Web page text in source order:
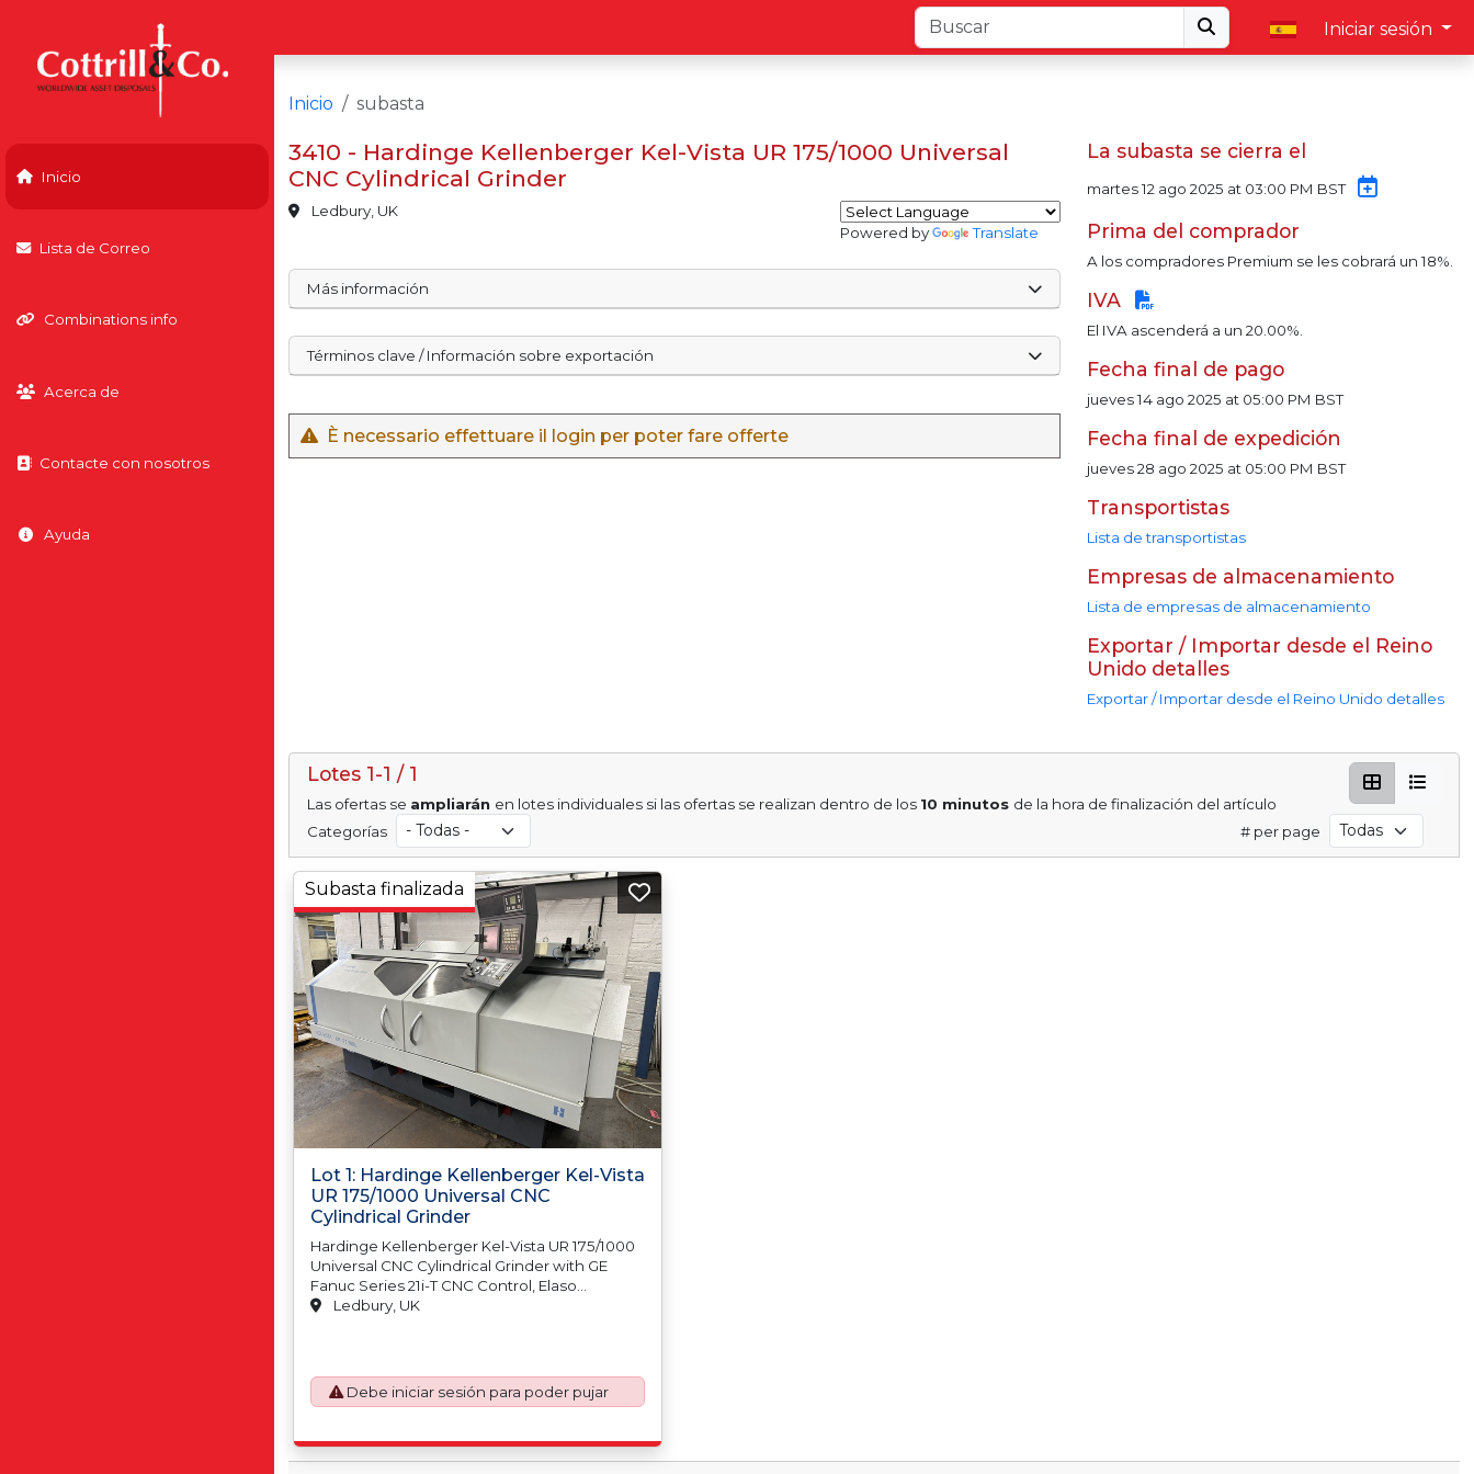
Iniciar sesión
Inicio
Lista de Correo
Combinations info
Acerca de
Contacte con nosotros
Ayuda
Inicio subasta
3410 - Hardinge Kellenberger Kel-Vista UR 175/1000 Universal
CNC Cylindrical Grinder
Ledbury, UK
Powered by
Translate
Más información
Términos clave / Información sobre exportación
È necessario effettuare il login per poter fare offerte
La subasta se cierra el
martes 12 ago 2025 at 03:00 PM BST
Prima del comprador
A los compradores Premium se les cobrará un 18%.
IVA
El IVA ascenderá a un 20.00%.
Fecha final de pago
jueves 14 ago 2025 at 05:00 PM BST
Fecha final de expedición
jueves 28 ago 2025 at 05:00 PM BST
Transportistas
Lista de transportistas
Empresas de almacenamiento
Lista de empresas de almacenamiento
Exportar / Importar desde el Reino
Unido detalles
Exportar / Importar desde el Reino Unido detalles
Lotes 1-1 / 1
Las ofertas se ampliarán en lotes individuales si las ofertas se realizan dentro de los 10 minutos de la hora de finalización del artículo
Categorías
# per page
Lot 1: Hardinge Kellenberger Kel-Vista
UR 175/1000 Universal CNC
Cylindrical Grinder
Hardinge Kellenberger Kel-Vista UR 175/1000
Universal CNC Cylindrical Grinder with GE
Fanuc Series 21i-T CNC Control, Elaso
Elektronik EB500 Wheel Balancing Monitor,
1000 Coolant Clarifier. S/No. 520641 (2006),
Parts Diagram Book, Machine Weight
Origin: Switzerland
Subasta finalizada
Ledbury, UK
Debe iniciar sesión para poder pujar